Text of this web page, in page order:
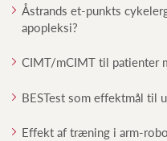
Åstrands et-punkts
apopleksi?
CIMT/mCIMT til patienter
BESTest som effektmål til
Effekt af træning i arm-